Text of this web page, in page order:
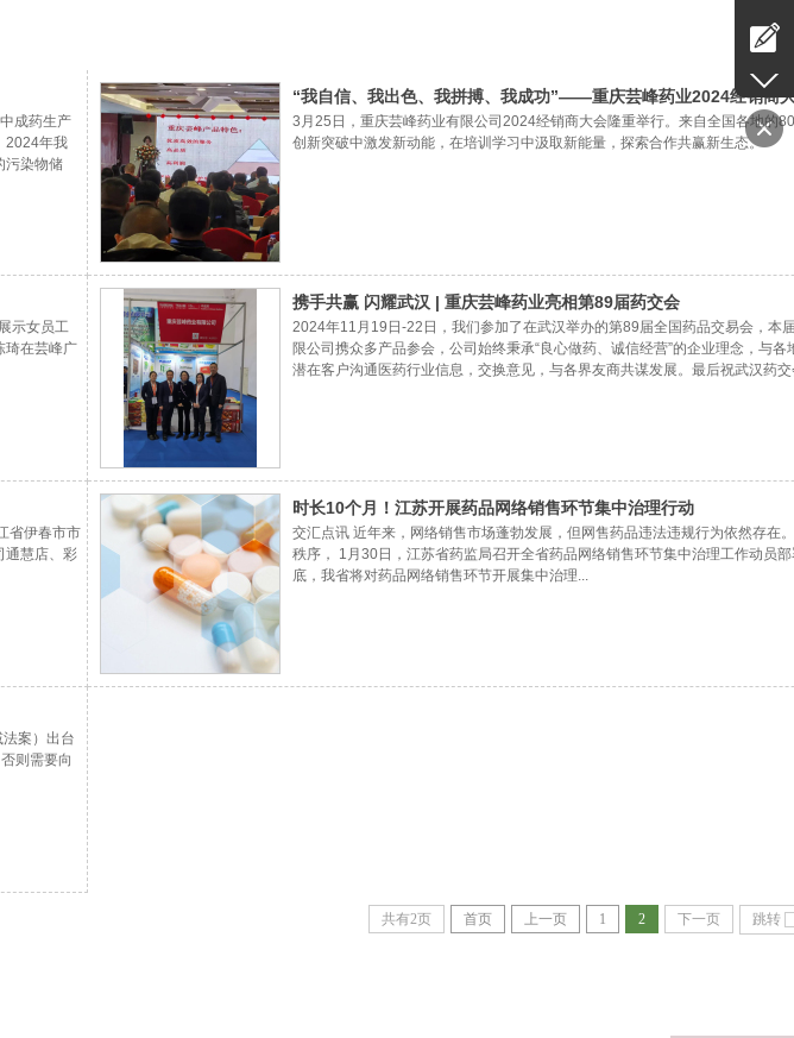
成药生产
2024年我
污染物储
“我自信、我出色、我拼搏、我成功”——重庆芸峰药业2024经销商
3月25日，重庆芸峰药业有限公司2024经销商大会隆重举行。来自全国各地的
创新突破中激发新动能，在培训学习中汲取新能量，探索合作共赢新生态。
示女员工
琦在芸峰广
携手共赢 闪耀武汉 | 重庆芸峰药业亮相第89届药交会
2024年11月19日-22日，我们参加了在武汉举办的第89届全国药品交易会，本
限公司携众多产品参会，公司始终秉承“良心做药、诚信经营”的企业理念，与
潜在客户沟通医药行业信息，交换意见，与各界友商共谋发展。最后祝武汉药
省伊春市市
通慧店、彩
时长10个月！江苏开展药品网络销售环节集中治理行动
交汇点讯 近年来，网络销售市场蓬勃发展，但网售药品违法违规行为依然存在
秩序， 1月30日，江苏省药监局召开全省药品网络销售环节集中治理工作动员
底，我省将对药品网络销售环节开展集中治理...
案）出台
则需要向
共有2页 首页 上一页 1 2 下一页 跳转